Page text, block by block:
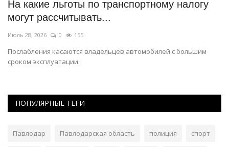
На какие льготы по транспортному налогу
могут рассчитывать...
Июль 28, 2026 0 155
Послабления касаются владельцев автомобилей с большим
сроком эксплуатации.
ПОПУЛЯРНЫЕ ТЕГИ
Павлодар Павлодарская область полиция спорт